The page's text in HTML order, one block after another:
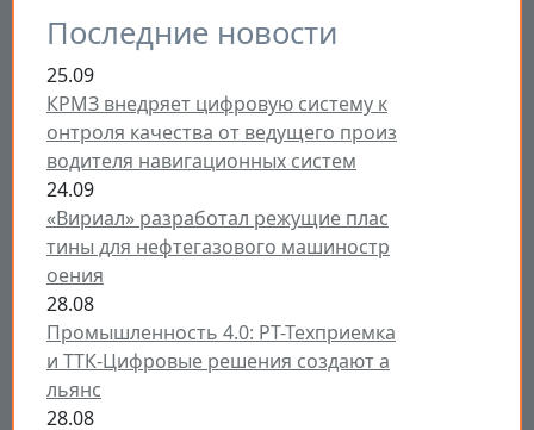
Последние новости
25.09
КРМЗ внедряет цифровую систему к
онтроля качества от ведущего произ
водителя навигационных систем
24.09
«Вириал» разработал режущие плас
тины для нефтегазового машиностр
оения
28.08
Промышленность 4.0: РТ-Техприемка
и ТТК-Цифровые решения создают а
льянс
28.08